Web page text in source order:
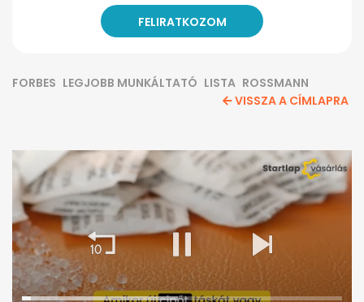
FORBES LEGJOBB MUNKÁLTATÓ LISTA ROSSMANN
VISSZA A CÍMLAPRA